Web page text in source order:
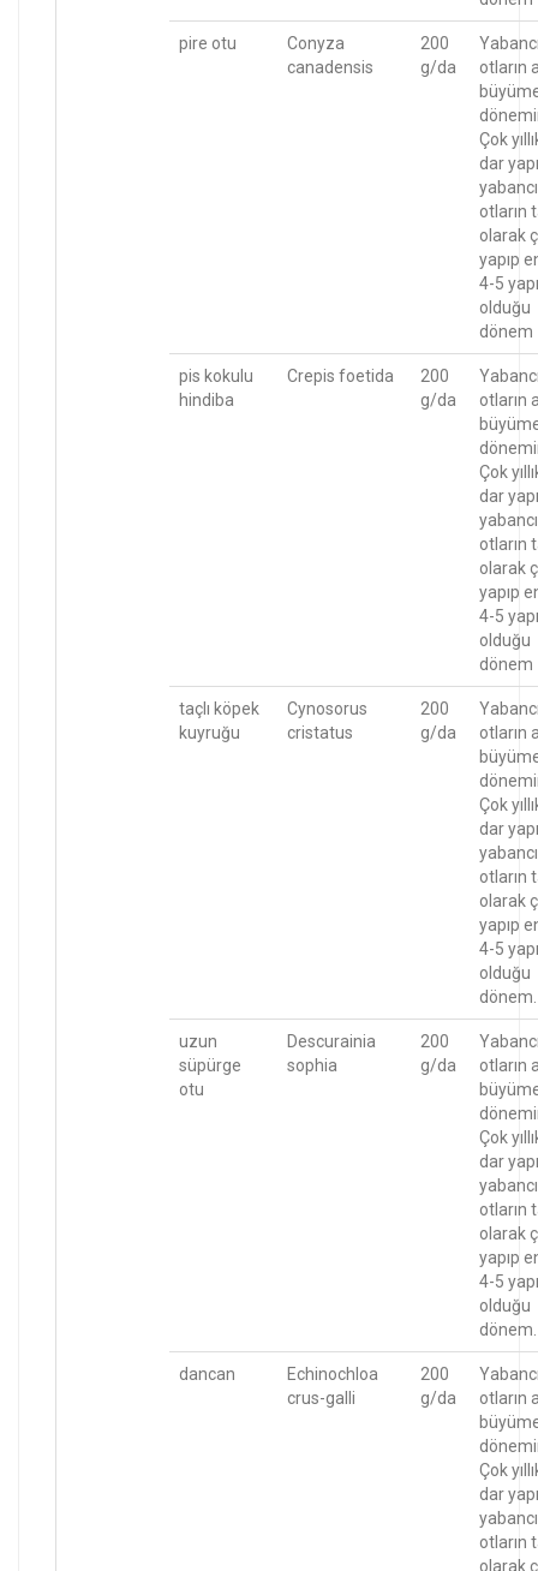
pire otu
Conyza
canadensis
200
g/da
otların
Çok
dar
yabancı
otların
olarak
yapıp
4-5
olduğu
dönem
pis kokulu
hindiba
Crepis foetida
200
g/da
otların
Çok
dar
yabancı
otların
olarak
yapıp
4-5
olduğu
dönem
taçlı köpek
kuyruğu
Cynosorus
cristatus
200
g/da
otların
Çok
dar
yabancı
otların
olarak
yapıp
4-5
olduğu
dönem.
uzun
süpürge
otu
Descurainia
sophia
200
g/da
otların
Çok
dar
yabancı
otların
olarak
yapıp
4-5
olduğu
dönem.
dancan
Echinochloa
crus-galli
200
g/da
otların
Çok
dar
yabancı
otların
olarak